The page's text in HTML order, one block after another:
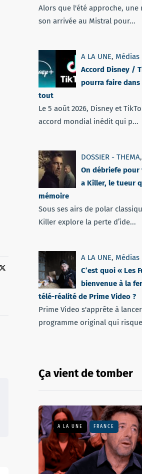
Alors que l'été approche, une
son arrivée au Mistral pour...
A LA UNE, Médias
Accord Disney /
pourra faire dans
tout
Le 5 août 2026, Disney et
accord mondial inédit qui p...
DOSSIER - THEMA,
On débriefe
a Killer, le tueur
mémoire
Sous ses airs de polar
Killer explore la perte d’ide...
A LA UNE, Médias
C’est quoi « Les
bienvenue à la
télé-réalité de Prime Video ?
Prime Video s'apprête à
programme original qui
Ça vient de tomber
A LA UNE FRANCE